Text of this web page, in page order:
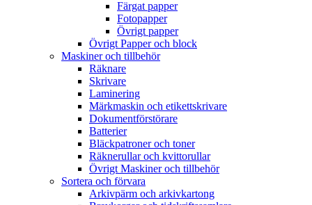
Färgat papper
Fotopapper
Övrigt papper
Övrigt Papper och block
Maskiner och tillbehör
Räknare
Skrivare
Laminering
Märkmaskin och etikettskrivare
Dokumentförstörare
Batterier
Bläckpatroner och toner
Räknerullar och kvittorullar
Övrigt Maskiner och tillbehör
Sortera och förvara
Arkivpärm och arkivkartong